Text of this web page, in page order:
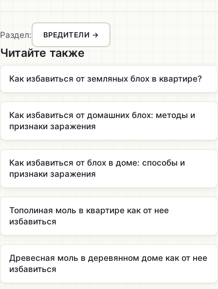
Раздел: ВРЕДИТЕЛИ →
Читайте также
Как избавиться от земляных блох в квартире?
Как избавиться от домашних блох: методы и
признаки заражения
Как избавиться от блох в доме: способы и
признаки заражения
Тополиная моль в квартире как от нее
избавиться
Древесная моль в деревянном доме как от нее
избавиться